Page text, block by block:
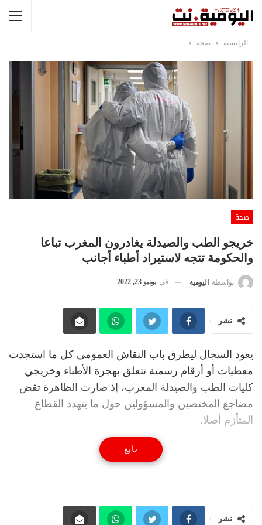
الرئيسية صحة
صحة
خريجو الطب والصيدلة يغادرون المغرب تباعا
والحكومة تتجه لاستيراد أطباء أجانب
بواسطة اليومية في يونيو 23, 2022
نشر
يعود السجال ليطرق باب النقاش العمومي كل ما استجدت
معطيات أو أرقام رسمية تتعلق بهجرة الأطباء وخريجي
كليات الطب والصيدلة المغرب، إذ صارت الظاهرة تقض
مضاجع المختصين والمسؤولين حول ما يتهدد القطاع
المتأزم أصلا.
تابع
نشر